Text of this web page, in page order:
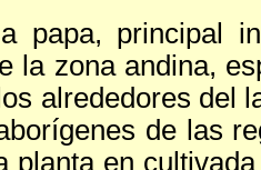
papa, principal
la zona andina,
alrededores del
de las
planta en